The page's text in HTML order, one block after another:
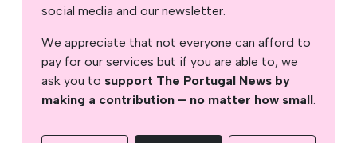
social media and our newsletter.
We appreciate that not everyone can afford to
pay for our services but if you are able to, we
ask you to support The Portugal News by
making a contribution – no matter how small.